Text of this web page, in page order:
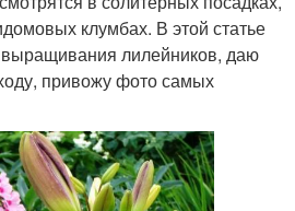
клумбах. В этой статье
лилейников, даю
привожу фото самых